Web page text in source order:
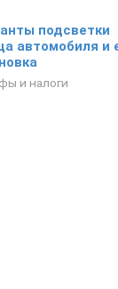
подсветки
автомобиля и
и налоги